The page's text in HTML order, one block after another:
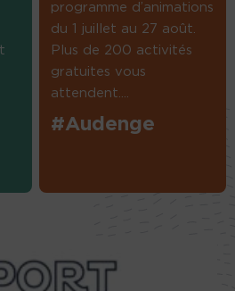
programme d’animations
du 1 juillet au 27 août.
Plus de 200 activités
gratuites vous
attendent....
#Audenge